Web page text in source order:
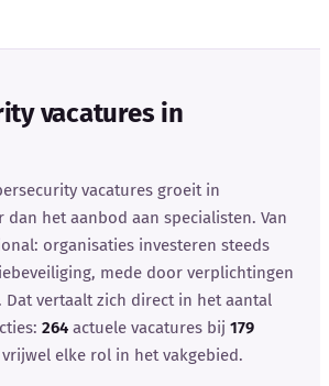
vacatures in
vacatures groeit in
dan het aanbod aan specialisten. Van
organisaties investeren steeds
mede door verplichtingen
Dat vertaalt zich direct in het aantal
264 actuele vacatures bij 179
elke rol in het vakgebied.